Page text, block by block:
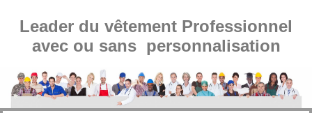
Leader du vêtement Professionnel
avec ou sans personnalisation